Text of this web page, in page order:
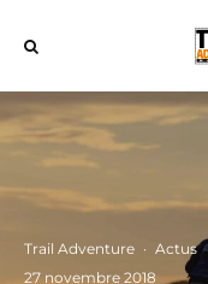
Trail Adventure · Actus
27 novembre 2018